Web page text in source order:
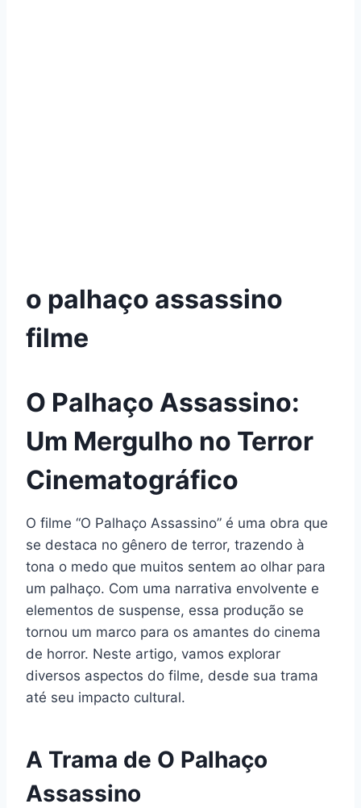
o palhaço assassino
filme
O Palhaço Assassino:
Um Mergulho no Terror
Cinematográfico
O filme “O Palhaço Assassino” é uma obra que
se destaca no gênero de terror, trazendo à
tona o medo que muitos sentem ao olhar para
um palhaço. Com uma narrativa envolvente e
elementos de suspense, essa produção se
tornou um marco para os amantes do cinema
de horror. Neste artigo, vamos explorar
diversos aspectos do filme, desde sua trama
até seu impacto cultural.
A Trama de O Palhaço
Assassino